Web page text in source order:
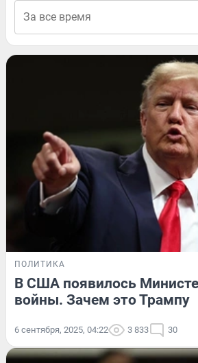
ПОЛИТИКА
В США появилось
войны. Зачем это Трампу
6 сентября, 2025, 04:22 3 833 30